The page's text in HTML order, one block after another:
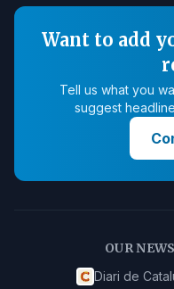
Want to add
Tell us what you
suggest
OUR
Diari de